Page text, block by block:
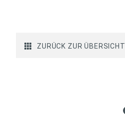
ZURÜCK ZUR ÜBERSICHT